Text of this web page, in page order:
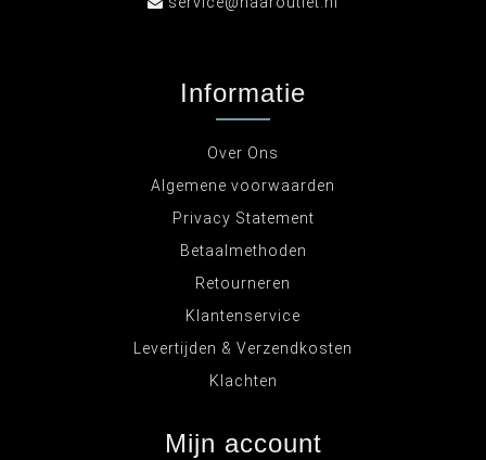
Informatie
Over Ons
Algemene voorwaarden
Privacy Statement
Betaalmethoden
Retourneren
Klantenservice
Levertijden & Verzendkosten
Klachten
Mijn account